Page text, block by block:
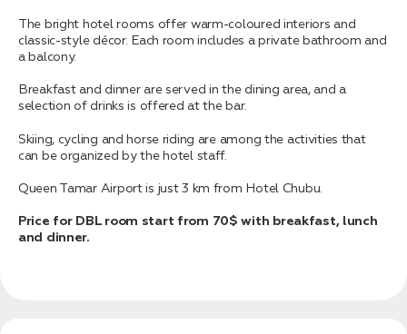
The bright hotel rooms offer warm-coloured interiors and
classic-style décor. Each room includes a private bathroom and
a balcony.
Breakfast and dinner are served in the dining area, and a
selection of drinks is offered at the bar.
Skiing, cycling and horse riding are among the activities that
can be organized by the hotel staff.
Queen Tamar Airport is just 3 km from Hotel Chubu.
Price for DBL room start from 70$ with breakfast, lunch
and dinner.
Бронирование
Оставьте свои данные, чтобы мы могли
Дата:0
Кол-во человек:0